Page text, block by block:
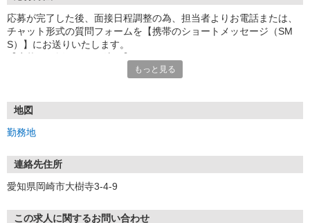
応募が完了した後、面接日程調整の為、担当者よりお電話または、
チャット形式の質問フォームを【携帯のショートメッセージ（SM
S）】にお送りいたします。
1.応募…Webもしくはお電話より応募ください。
※実技試験はドライバーの職種のみとなります。
もっと見る
地図
勤務地
連絡先住所
愛知県岡崎市大樹寺3-4-9
この求人に関するお問い合わせ